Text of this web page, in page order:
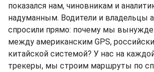
показался нам, чиновникам и
надуманным. Водители и владельцы
спросили прямо: почему мы
между американским GPS,
китайской системой? У нас на
трекеры, мы строим маршруты по